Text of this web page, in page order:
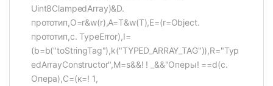
Uint8ClampedArray)&D.
прототип,O=r&w(r),A=T&w(T),E=(r=Object.
прототип,c. TypeError),I=
(b=b("toStringTag"),k("TYPED_ARRAY_TAG")),R="Typ
edArrayConstructor",M=s&&! ! _&&"Оперы! ==d(c.
Опера),С=(к=! 1,